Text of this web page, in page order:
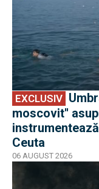
EXCLUSIV
moscovit''
Ceuta
06 AUGUST 2026